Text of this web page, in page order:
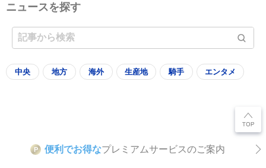
ニュースを探す
中央 地方 海外 生産地 騎手 エンタメ
P 便利でお得なプレミアムサービスのご案内